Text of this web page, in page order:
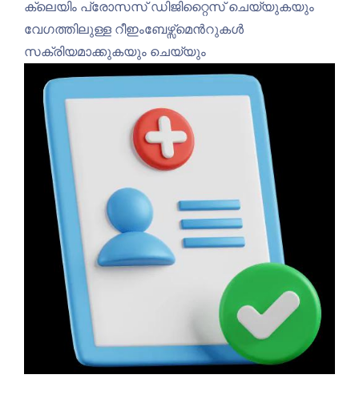
ക്ലെയിം പ്രോസസ് ഡിജിറ്റൈസ് ചെയ്യുകയും
വേഗത്തിലുള്ള റീഇംബേഴ്സ്മെന്‍റുകൾ
സക്രിയമാക്കുകയും ചെയ്യും